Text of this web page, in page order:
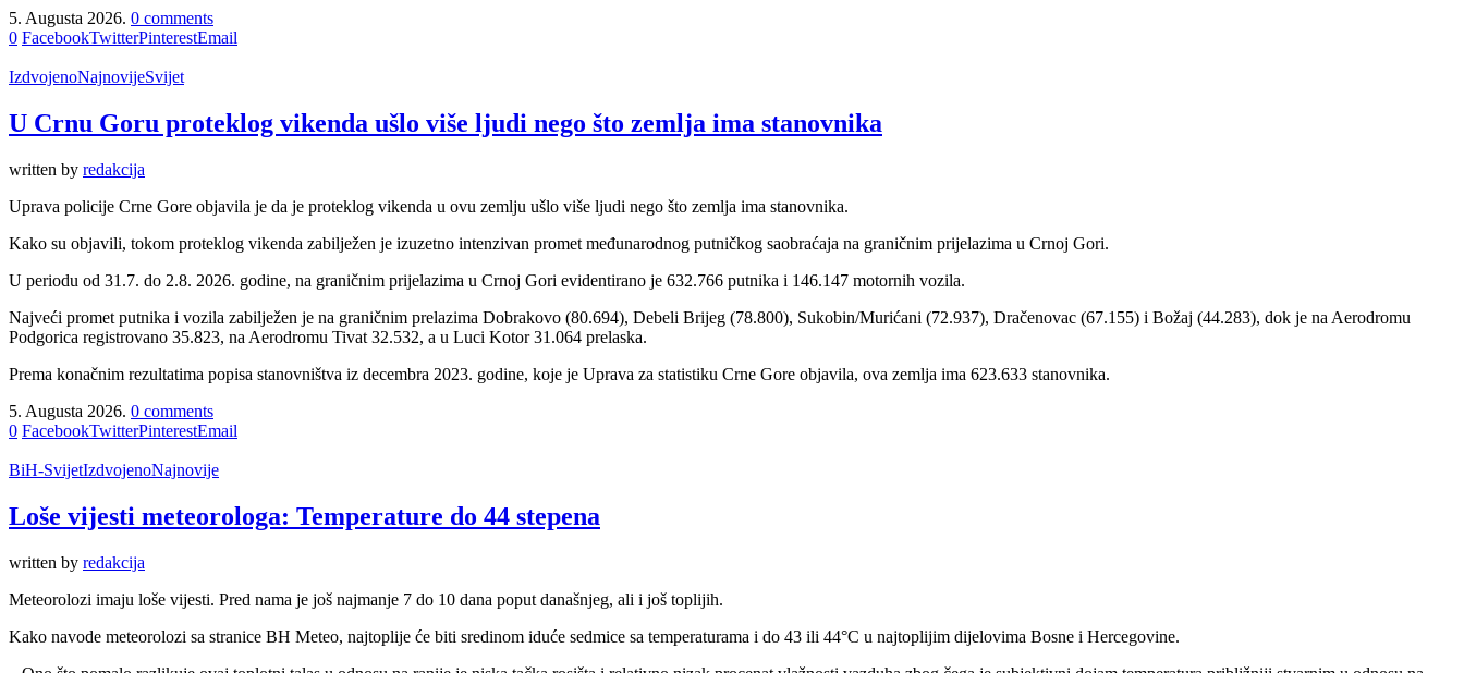
5. Augusta 2026. 0 comments
0 FacebookTwitterPinterestEmail
IzdvojenoNajnovijeSvijet
U Crnu Goru proteklog vikenda ušlo više ljudi nego što zemlja ima stanovnika
written by redakcija
Uprava policije Crne Gore objavila je da je proteklog vikenda u ovu zemlju ušlo više ljudi nego što zemlja ima stanovnika.
Kako su objavili, tokom proteklog vikenda zabilježen je izuzetno intenzivan promet međunarodnog putničkog saobraćaja na graničnim prijelazima u Crnoj Gori.
U periodu od 31.7. do 2.8. 2026. godine, na graničnim prijelazima u Crnoj Gori evidentirano je 632.766 putnika i 146.147 motornih vozila.
Najveći promet putnika i vozila zabilježen je na graničnim prelazima Dobrakovo (80.694), Debeli Brijeg (78.800), Sukobin/Murićani (72.937), Dračenovac (67.155) i Božaj (44.283), dok je na Aerodromu
Podgorica registrovano 35.823, na Aerodromu Tivat 32.532, a u Luci Kotor 31.064 prelaska.
Prema konačnim rezultatima popisa stanovništva iz decembra 2023. godine, koje je Uprava za statistiku Crne Gore objavila, ova zemlja ima 623.633 stanovnika.
5. Augusta 2026. 0 comments
0 FacebookTwitterPinterestEmail
BiH-SvijetIzdvojenoNajnovije
Loše vijesti meteorologa: Temperature do 44 stepena
written by redakcija
Meteorolozi imaju loše vijesti. Pred nama je još najmanje 7 do 10 dana poput današnjeg, ali i još toplijih.
Kako navode meteorolozi sa stranice BH Meteo, najtoplije će biti sredinom iduće sedmice sa temperaturama i do 43 ili 44°C u najtoplijim dijelovima Bosne i Hercegovine.